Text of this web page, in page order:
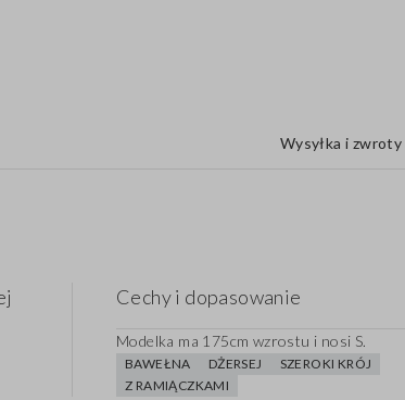
Wysyłka i zwroty
Cechy i dopasowanie
Modelka ma 175cm wzrostu i nosi S.
BAWEŁNA DŻERSEJ
SZEROKI KRÓJ
Z RAMIĄCZKAMI